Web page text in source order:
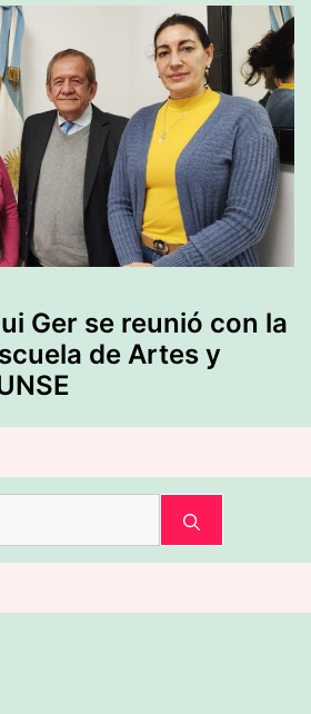
Ger se reunió con la
de Artes y